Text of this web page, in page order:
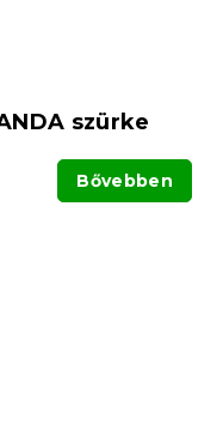
szürke
Bővebben